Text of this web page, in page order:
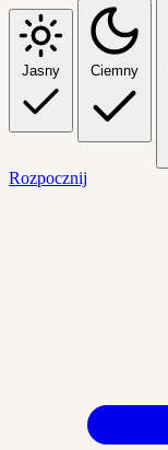
Jasny Ciemny
Rozpocznij